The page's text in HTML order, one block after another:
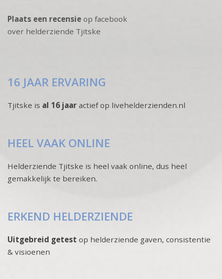
Plaats een recensie op facebook
over helderziende Tjitske
16 JAAR ERVARING
Tjitske is al 16 jaar actief op livehelderzienden.nl
HEEL VAAK ONLINE
Helderziende Tjitske is heel vaak online, dus heel
gemakkelijk te bereiken.
ERKEND HELDERZIENDE
Uitgebreid getest op helderziende gaven, consistentie
& visioenen